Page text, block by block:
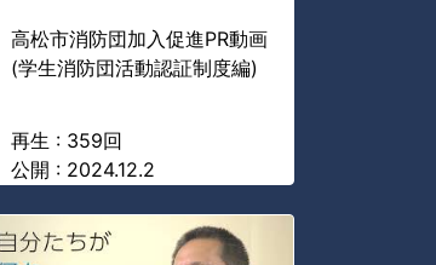
高松市消防団加入促進PR動画
(学生消防団活動認証制度編)
再生 : 359回
公開 : 2024.12.2